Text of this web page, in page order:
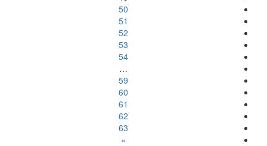
50
51
52
53
54
…
59
60
61
62
63
»